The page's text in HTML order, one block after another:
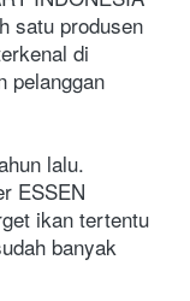
satu produsen
di
pelanggan
lalu.
ESSEN
ikan tertentu
banyak